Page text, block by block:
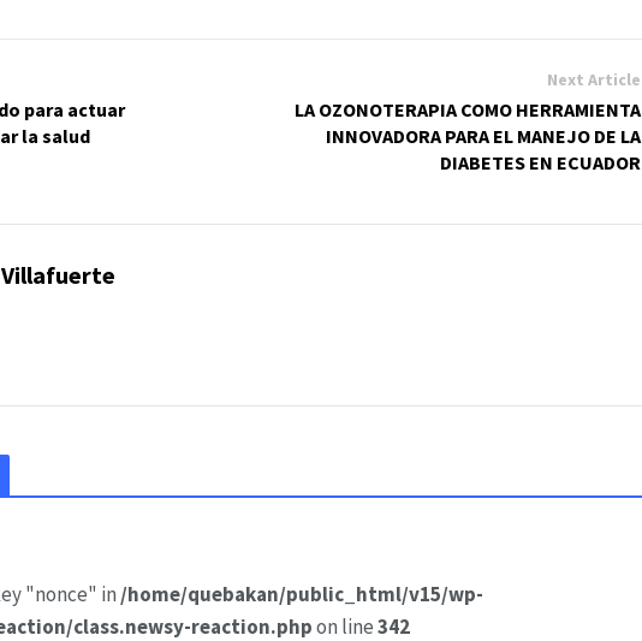
para actuar
la salud
Next Article
LA OZONOTERAPIA COMO HERRAMIENTA
INNOVADORA PARA EL MANEJO DE LA
DIABETES EN ECUADOR
"nonce" in /home/quebakan/public_html/v15/wp-
class.newsy-reaction.phpon line342